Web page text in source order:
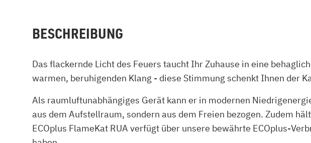
BESCHREIBUNG
Das flackernde Licht des Feuers taucht Ihr Zuhause in eine
warmen, beruhigenden Klang - diese Stimmung schenkt Ihnen der
Als raumluftunabhängiges Gerät kann er in modernen
aus dem Aufstellraum, sondern aus dem Freien bezogen. Zudem
ECOplus FlameKat RUA verfügt über unsere bewährte ECOplus-